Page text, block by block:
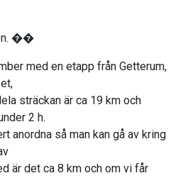
��
med en etapp från Getterum,
sträckan är ca 19 km och
2 h.
anordna så man kan gå av kring
är det ca 8 km och om vi får